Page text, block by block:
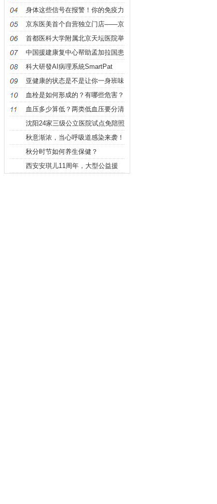
的“生命密
身体这些信号在报警！你的免疫力
可能已
京东医美首个自营独立门店——京
东医美
首都医科大学附属北京天坛医院举
办骨科
中国援建康复中心帮助孟加拉国患
者重拾
科大研發AI病理系統SmartPat
亚健康的状态是不是让你一身班味
儿？
血栓是如何形成的？有哪些危害？
血压多少算低？两类低血压要分清
沈阳24家三级公立医院试点免陪照
护
秋意渐浓，当心呼吸道感染来袭！
科学调
秋分时节如何养生保健？
西安安琪儿11周年，大型公益援